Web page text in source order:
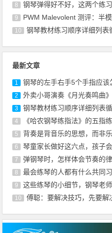
8 钢琴弹得好不好，这两个练习
9 PWM Malevolent 测评：半
10 钢琴教材练习顺序详细列表
最新文章
1 钢琴的左手右手5个手指应该
2 外卖小哥演奏《月光奏鸣曲
3 钢琴教材练习顺序详细列表
4 《哈农钢琴练指法》的五指
5 背奏是背音乐的思想，而非
6 琴童家长做好这六点，孩子
7 弹钢琴时，怎样体会节奏的律
8 最会练琴的人都有什么共同
9 这些练琴的小细节，钢琴老
10 傅聪：要解决技巧，先要解